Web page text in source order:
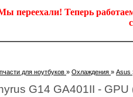
переехали! Теперь
для ноутбуков » Охлаждения » Asus
G14 GA401II - GPU